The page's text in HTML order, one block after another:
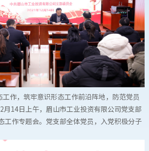
作，筑牢意识形态工作前沿阵地，防范党员
月14日上午，眉山市工业投资有限公司党支部
工作专题会。党支部全体党员，入党积极分子